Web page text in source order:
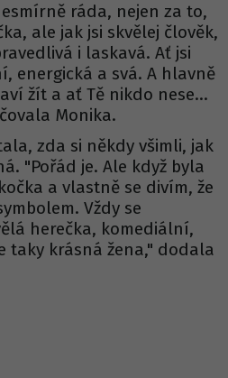
ráda, nejen za to,
ale jak jsi skvělej člověk,
i laskavá. Ať jsi
energická a svá. A hlavně
žít a ať Tě nikdo nese…
Monika.
zda si někdy všimli, jak
"Pořád je. Ale když byla
a vlastně se divím, že
Vždy se
herečka, komediální,
taky krásná žena," dodala